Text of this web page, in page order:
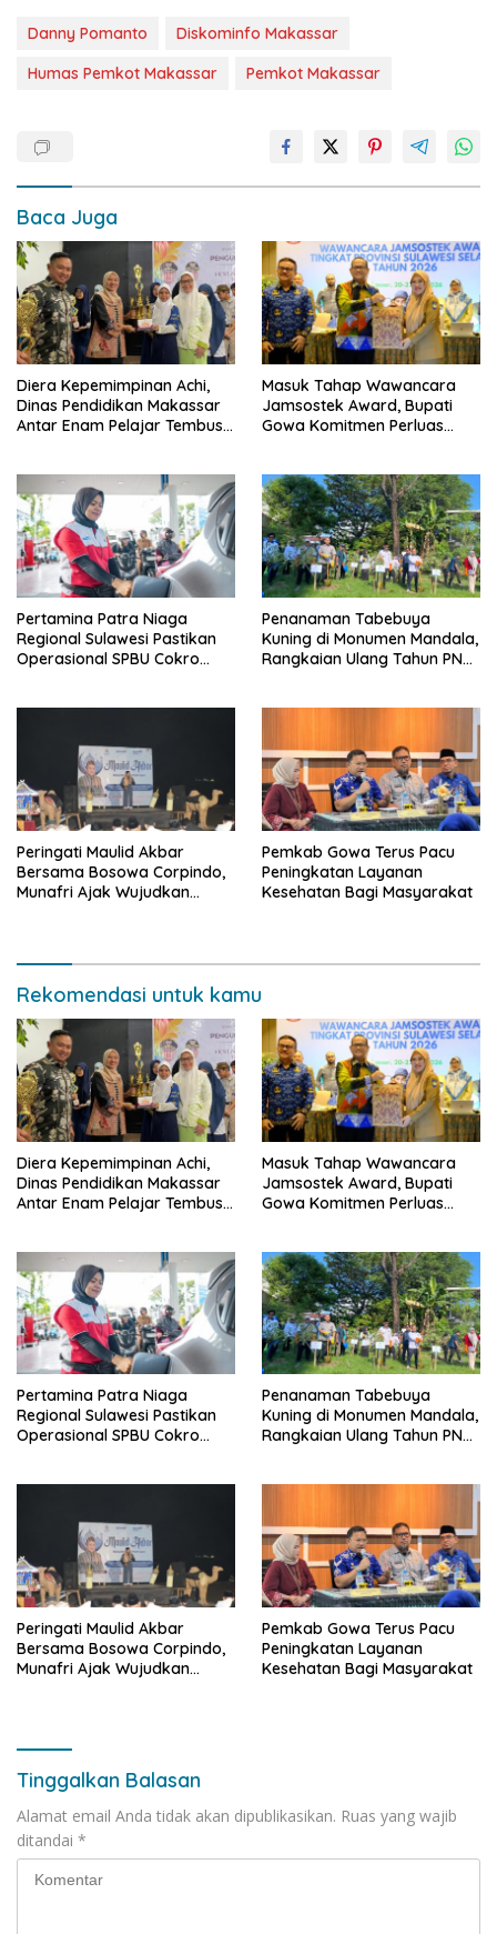
Danny Pomanto
Diskominfo Makassar
Humas Pemkot Makassar
Pemkot Makassar
Baca Juga
Diera Kepemimpinan Achi,
Dinas Pendidikan Makassar
Antar Enam Pelajar Tembus
Masuk Tahap Wawancara
Jamsostek Award, Bupati
Gowa Komitmen Perluas
Pertamina Patra Niaga
Regional Sulawesi Pastikan
Operasional SPBU Cokro
Penanaman Tabebuya
Kuning di Monumen Mandala,
Rangkaian Ulang Tahun PNM
Peringati Maulid Akbar
Bersama Bosowa Corpindo,
Munafri Ajak Wujudkan
Pemkab Gowa Terus Pacu
Peningkatan Layanan
Kesehatan Bagi Masyarakat
Rekomendasi untuk kamu
Diera Kepemimpinan Achi,
Dinas Pendidikan Makassar
Antar Enam Pelajar Tembus
Masuk Tahap Wawancara
Jamsostek Award, Bupati
Gowa Komitmen Perluas
Pertamina Patra Niaga
Regional Sulawesi Pastikan
Operasional SPBU Cokro
Penanaman Tabebuya
Kuning di Monumen Mandala,
Rangkaian Ulang Tahun PNM
Peringati Maulid Akbar
Bersama Bosowa Corpindo,
Munafri Ajak Wujudkan
Pemkab Gowa Terus Pacu
Peningkatan Layanan
Kesehatan Bagi Masyarakat
Tinggalkan Balasan
Alamat email Anda tidak akan dipublikasikan. Ruas yang wajib
ditandai *